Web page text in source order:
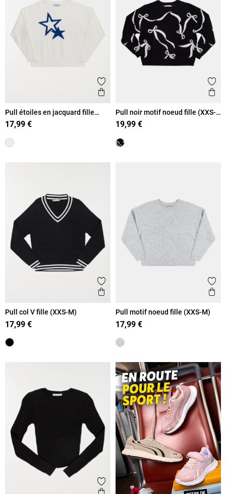
Ajouter aux favoris
Aperçu rapide
Pull étoiles en jacquard fille
(XXS-M)
17,99 €
Pull noir motif noeud fille (XXS-
M)
19,99 €
Ajouter aux favoris
Aperçu rapide
Pull col V fille (XXS-M)
17,99 €
Pull motif noeud fille (XXS-M)
17,99 €
Ajouter aux favoris